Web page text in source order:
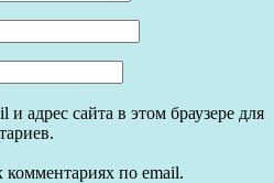
адрес сайта в этом браузере для
по email.